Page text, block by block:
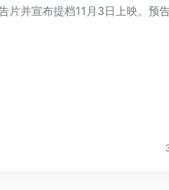
片并宣布提档11月3日上映。预